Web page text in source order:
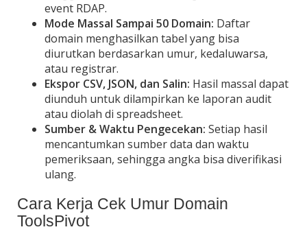
event RDAP.
Mode Massal Sampai 50 Domain: Daftar
domain menghasilkan tabel yang bisa
diurutkan berdasarkan umur, kedaluwarsa,
atau registrar.
Ekspor CSV, JSON, dan Salin: Hasil massal dapat
diunduh untuk dilampirkan ke laporan audit
atau diolah di spreadsheet.
Sumber & Waktu Pengecekan: Setiap hasil
mencantumkan sumber data dan waktu
pemeriksaan, sehingga angka bisa diverifikasi
ulang.
Cara Kerja Cek Umur Domain
ToolsPivot